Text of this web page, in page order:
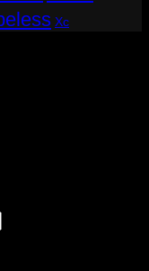
Xc